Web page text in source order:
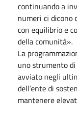
continuando a
numeri ci dicono
con equilibrio e
della comunità».
La
uno strumento
avviato negli
dell’ente di
mantenere